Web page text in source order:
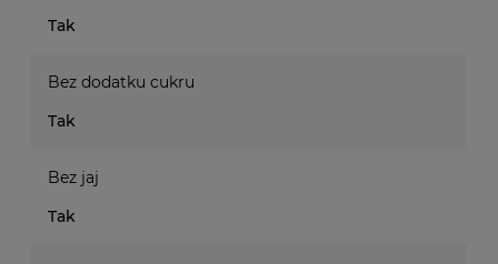
Tak
Bez dodatku cukru
Tak
Bez jaj
Tak